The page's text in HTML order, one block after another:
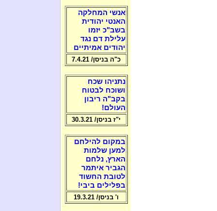
אנשי המחלקה
האנטי יהודית
בשב"כ יזמו
עלילת דם נגד
יהודים אמיתיים
כ"ה בניסן/ 7.4.21
נתניהו שכח
ושוכח לבטוח
בקב"ה ריבון
העולם!
י"ז בניסן/ 30.3.21
במקום להילחם
למען שלמות
הארץ, נלחם
הגביר איתמר
לטובת החשוד
בפלילים ביבי!
ו' בניסן/ 19.3.21